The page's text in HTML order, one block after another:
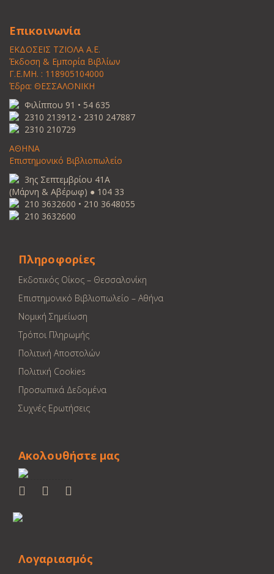
Επικοινωνία
ΕΚΔΟΣΕΙΣ ΤΖΙΟΛΑ Α.Ε.
Έκδοση & Εμπορία Βιβλίων
Γ.Ε.ΜΗ. : 118905104000
Έδρα: ΘΕΣΣΑΛΟΝΙΚΗ
Φιλίππου 91 • 54 635
2310 213912 • 2310 247887
2310 210729
ΑΘΗΝΑ
Επιστημονικό Βιβλιοπωλείο
3ης Σεπτεμβρίου 41Α
(Μάρνη & Αβέρωφ) ● 104 33
210 3632600 • 210 3648055
210 3632600
Πληροφορίες
Εκδοτικός Οίκος – Θεσσαλονίκη
Επιστημονικό Βιβλιοπωλείο – Αθήνα
Νομική Σημείωση
Τρόποι Πληρωμής
Πολιτική Αποστολών
Πολιτική Cookies
Προσωπικά Δεδομένα
Συχνές Ερωτήσεις
Ακολουθήστε μας
Λογαριασμός